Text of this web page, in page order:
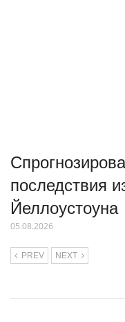
последствия
Йеллоустоуна
05.08.2026
PREV NEXT